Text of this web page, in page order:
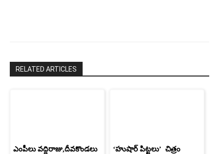
RELATED ARTICLES
ఎంపీలు వద్దిరాజు,దీవకొండలు
‘హుషార్‌ పిట్టలు’ చిత్రం